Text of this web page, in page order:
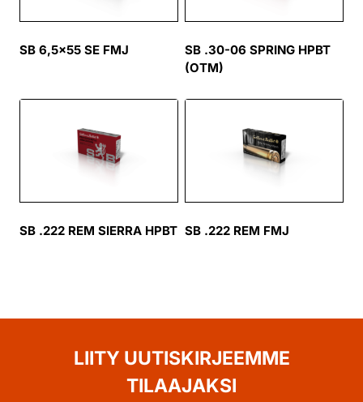
SB 6,5×55 SE FMJ
SB .30-06 SPRING HPBT
(OTM)
SB .222 REM SIERRA HPBT SB .222 REM FMJ
LIITY UUTISKIRJEEMME
TILAAJAKSI